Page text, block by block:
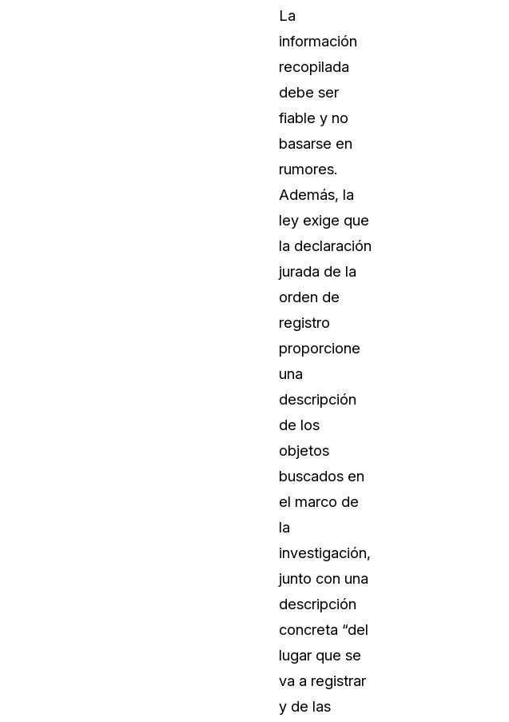
La
información
recopilada
debe ser
fiable y no
basarse en
rumores.
Además, la
ley exige que
la declaración
jurada de la
orden de
registro
proporcione
una
descripción
de los
objetos
buscados en
el marco de
la
investigación,
junto con una
descripción
concreta “del
lugar que se
va a registrar
y de las